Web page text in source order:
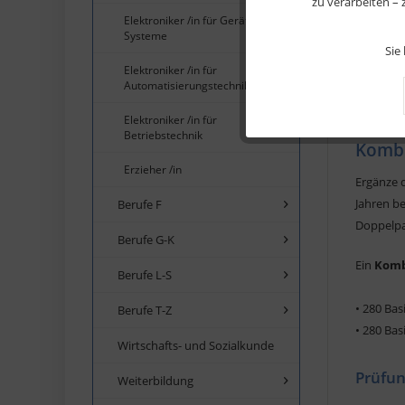
Elektroniker /in für Geräte und
Systeme
Elektroniker /in für
Automatisierungstechnik
Elektroniker /in für
Betriebstechnik
Erzieher /in
Berufe F
Berufe G-K
Berufe L-S
Berufe T-Z
Wirtschafts- und Sozialkunde
Weiterbildung
Ergänze
Jahren
Ein
• 280
• 280